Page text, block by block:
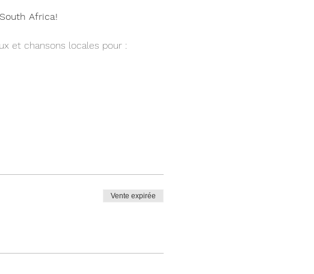
Africa!
et chansons locales pour :
Vente expirée